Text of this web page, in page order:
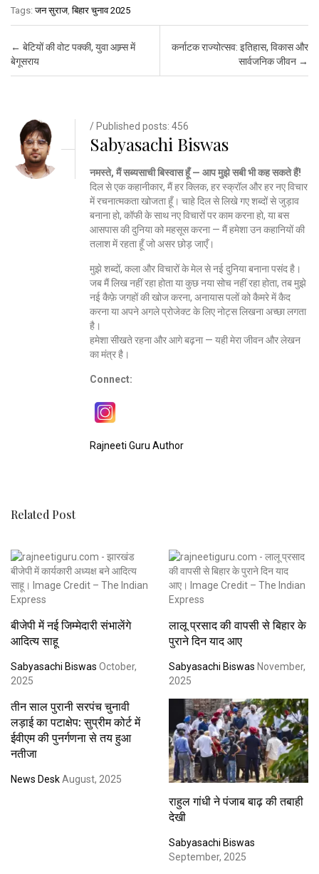
Tags:जन सुराज,बिहार चुनाव 2025
Post navigation
← बेटियों की वोट पक्की, युवा आम्र्स में
बेगूसराय
कर्नाटक राज्‍योत्‍सव: इतिहास, विकास और
सार्वजनिक जीवन →
/ Published posts: 456
Sabyasachi Biswas
नमस्ते, मैं सब्यसाची बिस्वास हूँ — आप मुझे सबी भी कह सकते हैं!
दिल से एक कहानीकार, मैं हर क्लिक, हर स्क्रॉल और हर नए विचार
में रचनात्मकता खोजता हूँ। चाहे दिल से लिखे गए शब्दों से जुड़ाव
बनाना हो, कॉफी के साथ नए विचारों पर काम करना हो, या बस
आसपास की दुनिया को महसूस करना — मैं हमेशा उन कहानियों की
तलाश में रहता हूँ जो असर छोड़ जाएँ।
मुझे शब्दों, कला और विचारों के मेल से नई दुनिया बनाना पसंद है।
जब मैं लिख नहीं रहा होता या कुछ नया सोच नहीं रहा होता, तब मुझे
नई कैफ़े जगहों की खोज करना, अनायास पलों को कैमरे में कैद
करना या अपने अगले प्रोजेक्ट के लिए नोट्स लिखना अच्छा लगता
है।
हमेशा सीखते रहना और आगे बढ़ना — यही मेरा जीवन और लेखन
का मंत्र है।
Connect:
Rajneeti Guru Author
Related Post
बीजेपी में नई जिम्मेदारी संभालेंगे
आदित्य साहू
Sabyasachi Biswas October,
2025
लालू प्रसाद की वापसी से बिहार के
पुराने दिन याद आए
Sabyasachi Biswas November,
2025
तीन साल पुरानी सरपंच चुनावी
लड़ाई का पटाक्षेप: सुप्रीम कोर्ट में
ईवीएम की पुनर्गणना से तय हुआ
नतीजा
News DeskAugust, 2025
राहुल गांधी ने पंजाब बाढ़ की तबाही
देखी
Sabyasachi Biswas
September, 2025